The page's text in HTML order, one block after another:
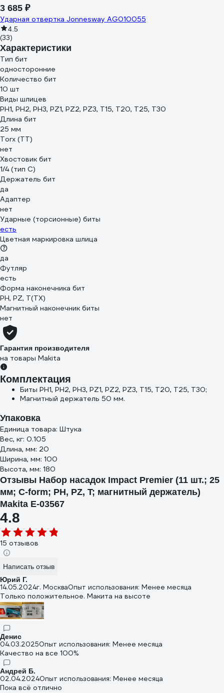
3 685 ₽
Ударная отвертка Jonnesway AG010055
4.5
(33)
Характеристики
Тип бит
односторонние
Количество бит
10 шт
Виды шлицев
PH1, PH2, PH3, PZ1, PZ2, PZ3, T15, T20, T25, T30
Длина бит
25 мм
Torx (TT)
нет
Хвостовик бит
1/4 (тип С)
Держатель бит
да
Адаптер
нет
Ударные (торсионные) биты
есть
Цветная маркировка шлица
да
Футляр
есть
Форма наконечника бит
PH, PZ, T(TX)
Магнитный наконечник биты
нет
Гарантия производителя
на товары Makita
Комплектация
Биты PH1, PH2, PH3, PZ1, PZ2, PZ3, T15, T20, T25, T30;
Магнитный держатель 50 мм.
Упаковка
Единица товара: Штука
Вес, кг: 0.105
Длина, мм: 20
Ширина, мм: 100
Высота, мм: 180
Отзывы Набор насадок Impact Premier (11 шт.; 25
мм; C-form; PH, PZ, T; магнитный держатель)
Makita E-03567
4.8
15 отзывов
Написать отзыв
Юрий Г.
14.05.2024г. МоскваОпыт использования: Менее месяца
Только положительное. Макита на высоте
Денис
04.03.2025Опыт использования: Менее месяца
Качество на все 100%
Андрей Б.
02.04.2024Опыт использования: Менее месяца
Пока всё отлично